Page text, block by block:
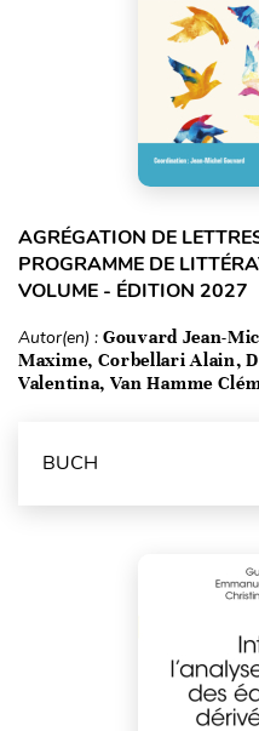
AGRÉGATION DE
PROGRAMME DE
VOLUME - ÉDITION 2027
Autor(en) : Gouvard Jean-
Maxime, Corbellari Alain,
Valentina, Van Hamme
BUCH